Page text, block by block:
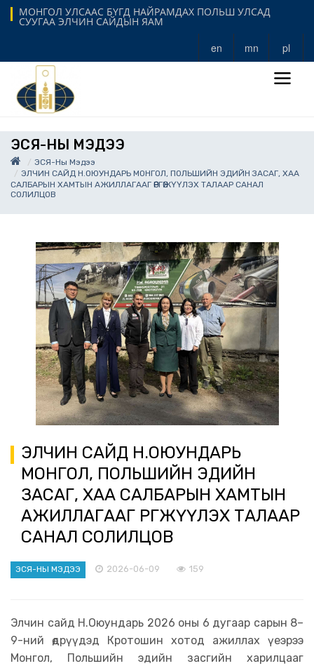
МОНГОЛ УЛСААС БҮГД НАЙРАМДАХ ПОЛЬШ УЛСАД
СУУГАА ЭЛЧИН САЙДЫН ЯАМ
en mn pl
ЭСЯ-НЫ МЭДЭЭ
ЭСЯ-Ны Мэдээ
ЭЛЧИН САЙД Н.ОЮУНДАРЬ МОНГОЛ, ПОЛЬШИЙН ЭДИЙН ЗАСАГ, ХАА
САЛБАРЫН ХАМТЫН АЖИЛЛАГААГ ӨРГӨЖҮҮЛЭХ ТАЛААР САНАЛ
СОЛИЛЦОВ
ЭЛЧИН САЙД Н.ОЮУНДАРЬ
МОНГОЛ, ПОЛЬШИЙН ЭДИЙН
ЗАСАГ, ХАА САЛБАРЫН ХАМТЫН
АЖИЛЛАГААГ ӨРГӨЖҮҮЛЭХ ТАЛААР
САНАЛ СОЛИЛЦОВ
ЭСЯ-НЫ МЭДЭЭ 2026-06-09 159
Элчин сайд Н.Оюундарь 2026 оны 6 дугаар сарын 8–
9-ний өдрүүдэд Кротошин хотод ажиллах үеэрээ
Монгол, Польшийн эдийн засгийн харилцааг